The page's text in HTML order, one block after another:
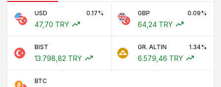
USD 0.17%
47,70 TRY
GBP 0.09%
64,24 TRY
BIST
13.798,82 TRY
GR. ALTIN 1.34%
6.579,46 TRY
BTC